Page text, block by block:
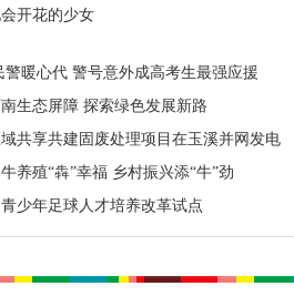
开花的少女
警暖心代 警号意外成高考生最强应援
生态屏障 探索绿色发展新路
共享共建固废处理项目在玉溪并网发电
养殖“犇”幸福 乡村振兴添“牛”劲
少年足球人才培养改革试点